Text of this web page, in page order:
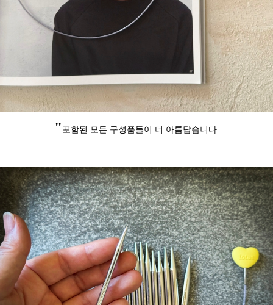
" 포함된 모든 구성품들이 더 아름답습니다.